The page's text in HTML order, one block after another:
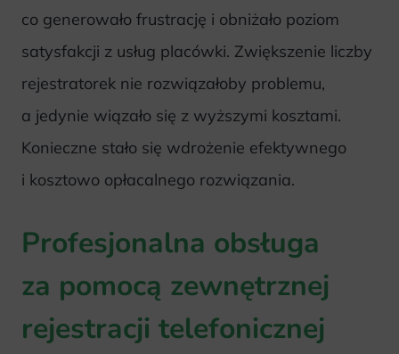
co generowało frustrację i obniżało poziom
satysfakcji z usług placówki. Zwiększenie liczby
rejestratorek nie rozwiązałoby problemu,
a jedynie wiązało się z wyższymi kosztami.
Konieczne stało się wdrożenie efektywnego
i kosztowo opłacalnego rozwiązania.
Profesjonalna obsługa
za pomocą zewnętrznej
rejestracji telefonicznej